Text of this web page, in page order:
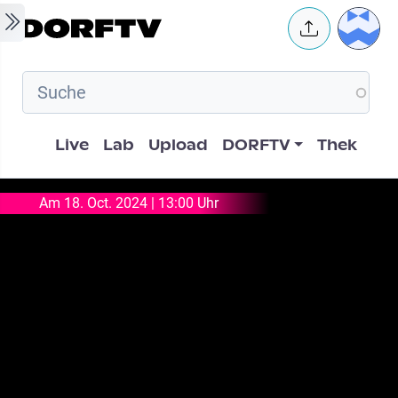
Skip to main content User
Hauptnavigation
Live Lab Upload DORFTV Thek
Am 18. Oct. 2024 | 13:00 Uhr